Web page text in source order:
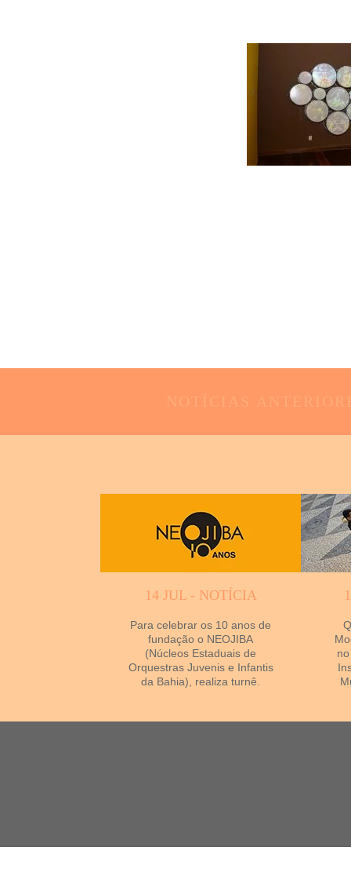
14 JUL - NOTÍCIA
Para celebrar os 10 anos de
fundação o NEOJIBA
(Núcleos Estaduais de
Orquestras Juvenis e Infantis
da Bahia), realiza turnê.